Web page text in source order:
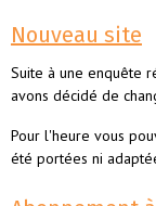
Nouveau site
Suite à une enquête
avons décidé de
Pour l'heure vous
été portées ni